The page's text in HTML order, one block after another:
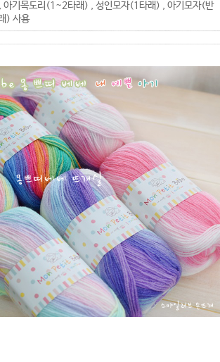
기목도리(1~2타래) , 성인모자(1타래) , 아기모자(반
) 사용